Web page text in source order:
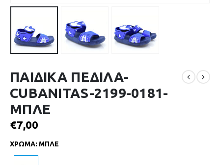
ΠΑΙΔΙΚΑ ΠΕΔΙΛΑ-
CUBANITAS-2199-0181-
ΜΠΛΕ
€7,00
ΧΡΩΜΑ: ΜΠΛΕ